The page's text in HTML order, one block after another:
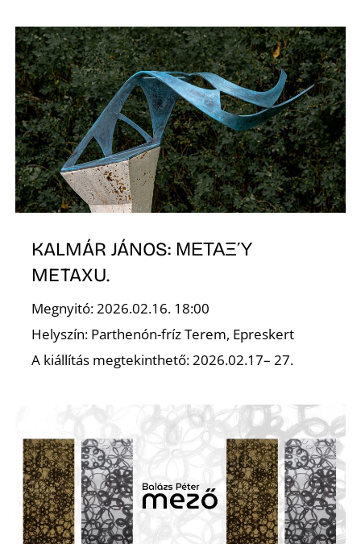
KALMÁR JÁNOS: ΜΕΤΑΞΎ
METAXU.
Megnyitó: 2026.02.16. 18:00
Helyszín: Parthenón-fríz Terem, Epreskert
A kiállítás megtekinthető: 2026.02.17– 27.